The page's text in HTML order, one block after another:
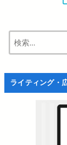
ライティング・